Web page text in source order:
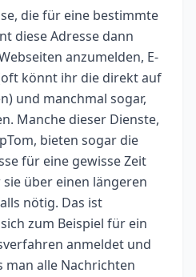
die für eine bestimmte
diese Adresse dann
anzumelden, E-
könnt ihr die direkt auf
und manchmal sogar,
Manche dieser Dienste,
bieten sogar die
für eine gewisse Zeit
über einen längeren
nötig. Das ist
zum Beispiel für ein
anmeldet und
man alle Nachrichten